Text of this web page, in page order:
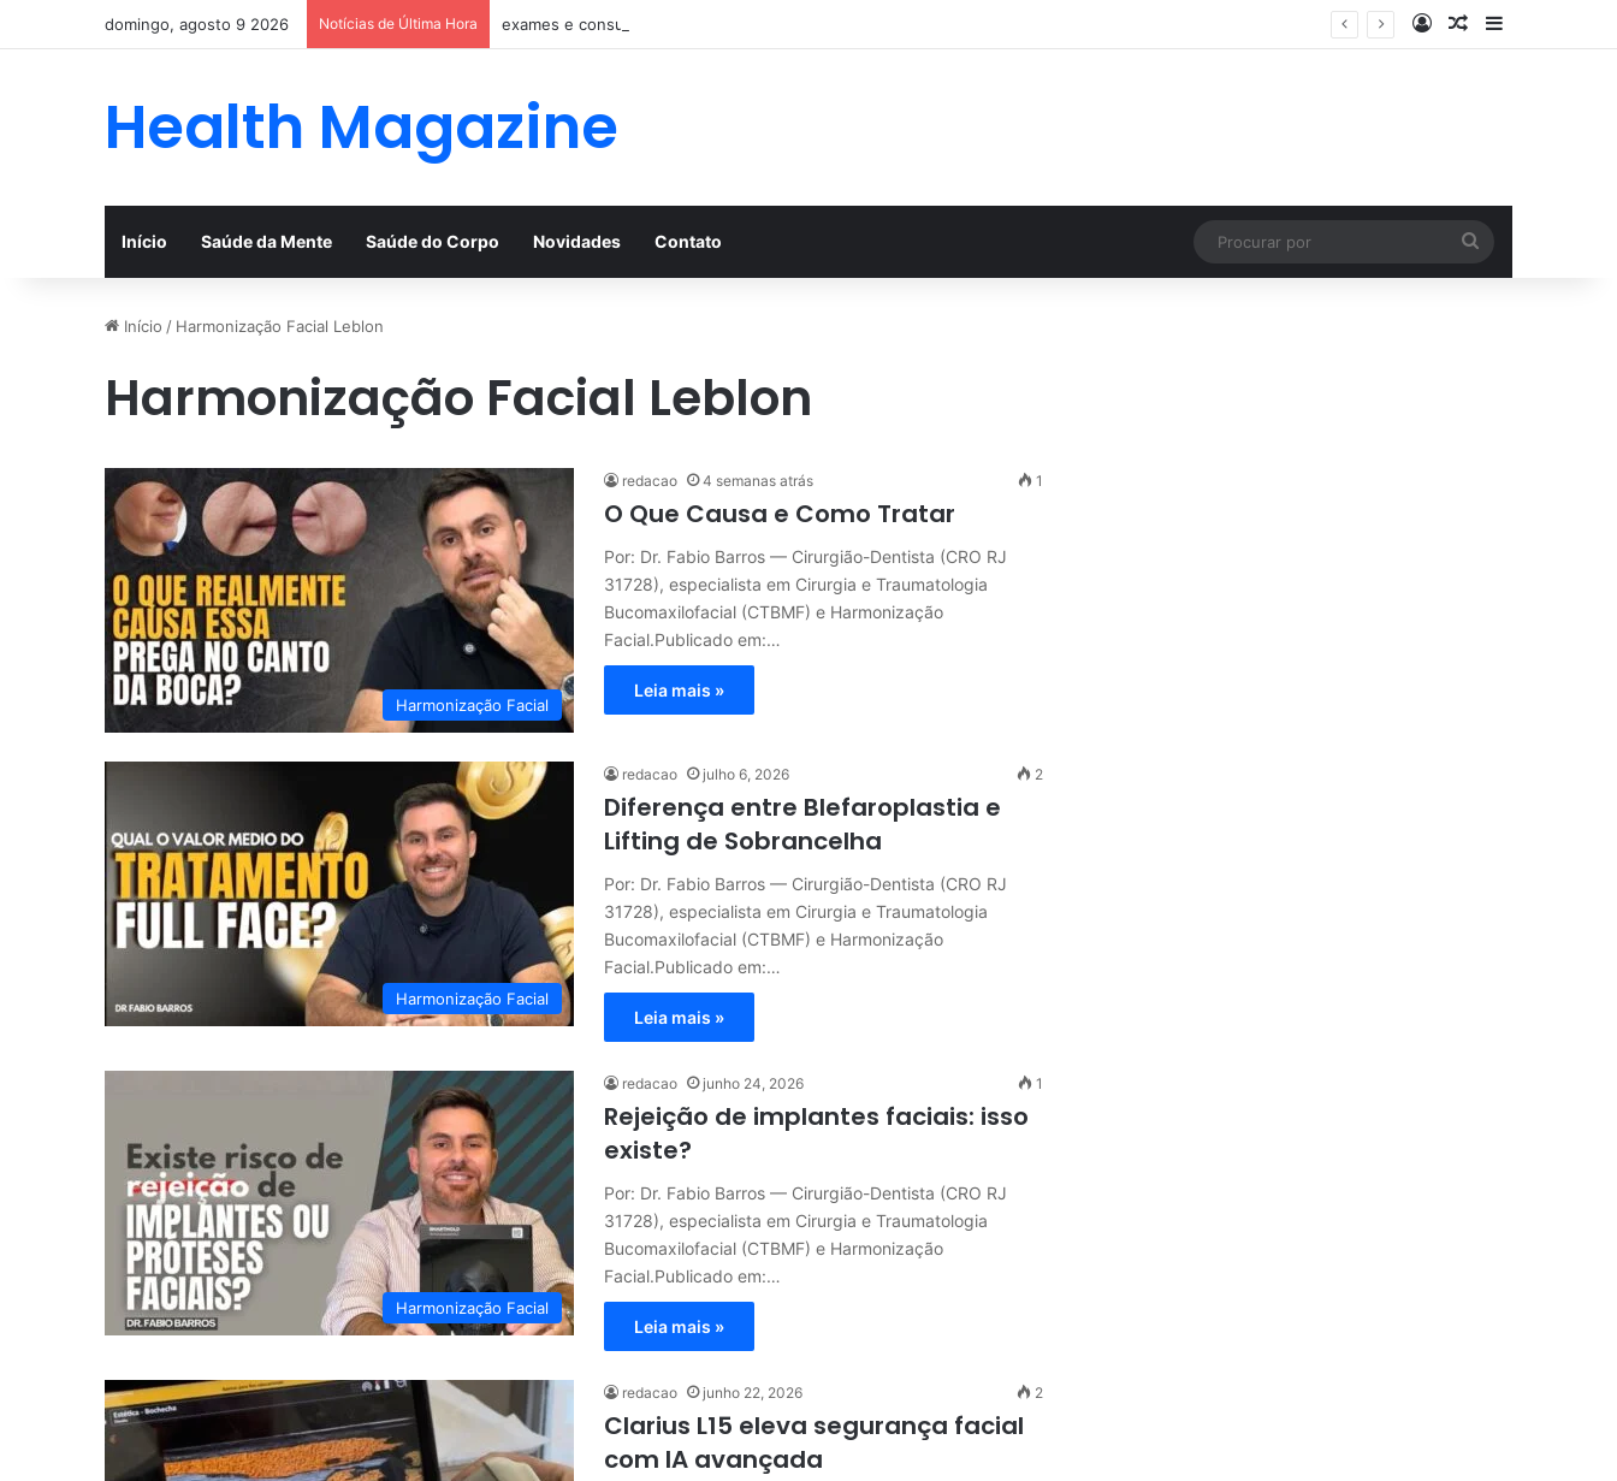
domingo, agosto 9 2026 Notícias de Última Hora exames e consulta com nefrologista no Rio EntrarArtigo aleatório
Barra Lateral
Health Magazine
Início Saúde da Mente Saúde do Corpo Novidades Contato
por
Início / Harmonização Facial Leblon
Harmonização Facial Leblon
Harmonização Facial
redacao 4 semanas atrás 1
O Que Causa e Como Tratar
Por: Dr. Fabio Barros — Cirurgião-Dentista (CRO RJ
31728), especialista em Cirurgia e Traumatologia
Bucomaxilofacial (CTBMF) e Harmonização
Facial.Publicado em:…
Leia mais »
Harmonização Facial
redacao julho 6, 2026 2
Diferença entre Blefaroplastia e
Lifting de Sobrancelha
Por: Dr. Fabio Barros — Cirurgião-Dentista (CRO RJ
31728), especialista em Cirurgia e Traumatologia
Bucomaxilofacial (CTBMF) e Harmonização
Facial.Publicado em:…
Leia mais »
Harmonização Facial
redacao junho 24, 2026 1
Rejeição de implantes faciais: isso
existe?
Por: Dr. Fabio Barros — Cirurgião-Dentista (CRO RJ
31728), especialista em Cirurgia e Traumatologia
Bucomaxilofacial (CTBMF) e Harmonização
Facial.Publicado em:…
Leia mais »
redacao junho 22, 2026 2
Clarius L15 eleva segurança facial
com IA avançada